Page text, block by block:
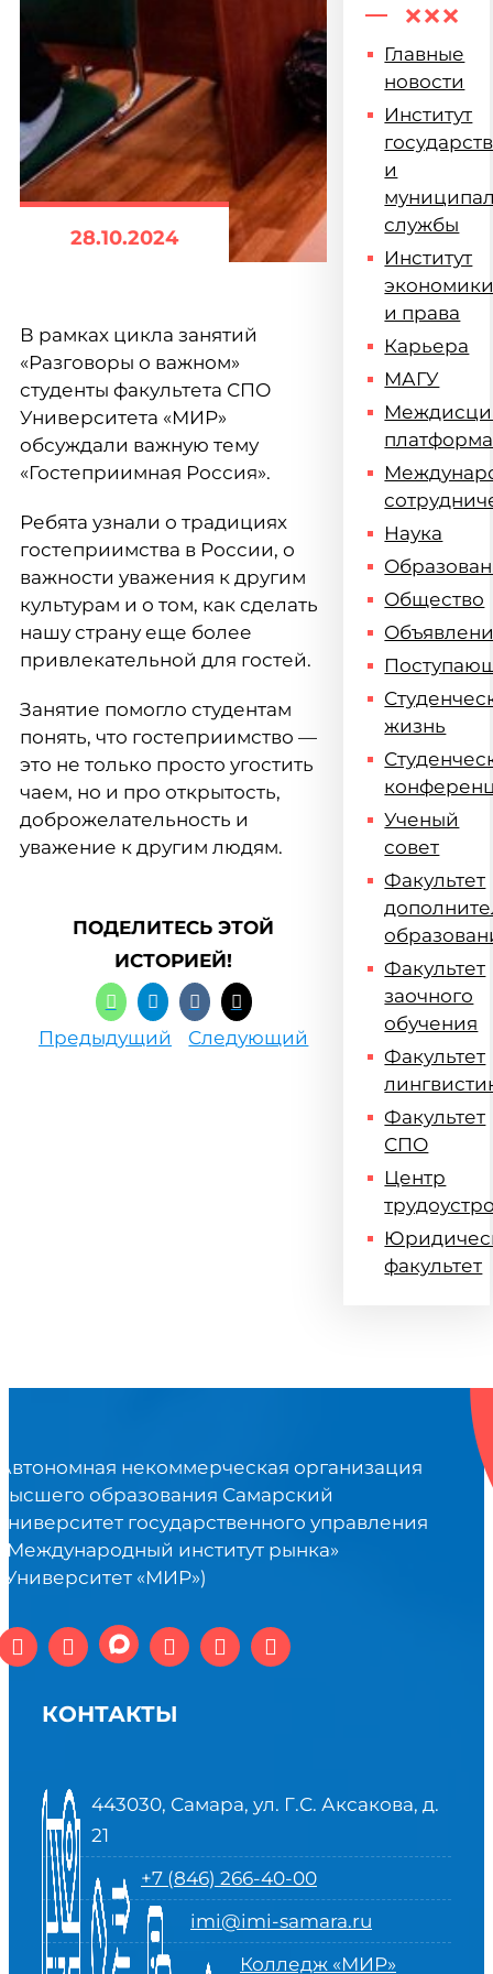
28.10.2024
В рамках цикла занятий
«Разговоры о важном»
студенты факультета СПО
Университета «МИР»
обсуждали важную тему
«Гостеприимная Россия».
Ребята узнали о традициях
гостеприимства в России, о
важности уважения к другим
культурам и о том, как сделать
нашу страну еще более
привлекательной для гостей.
Занятие помогло студентам
понять, что гостеприимство —
это не только просто угостить
чаем, но и про открытость,
доброжелательность и
уважение к другим людям.
ПОДЕЛИТЕСЬ ЭТОЙ
ИСТОРИЕЙ!
Предыдущий Следующий
Главные
новости
Институт
и
службы
Институт
и права
Карьера
МАГУ
платформа
Наука
Общество
жизнь
Ученый
совет
Факультет
Факультет
заочного
обучения
Факультет
Факультет
СПО
Центр
факультет
некоммерческая организация
образования Самарский
государственного управления
институт рынка»
«МИР»)
КОНТАКТЫ
443030, Самара, ул. Г.С. Аксакова, д.
21
+7 (846) 266-40-00
imi@imi-samara.ru
Колледж «МИР»